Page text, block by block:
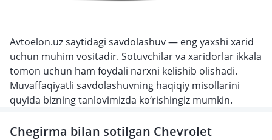
Avtoelon.uz saytidagi savdolashuv — eng yaxshi xarid
uchun muhim vositadir. Sotuvchilar va xaridorlar ikkala
tomon uchun ham foydali narxni kelishib olishadi.
Muvaffaqiyatli savdolashuvning haqiqiy misollarini
quyida bizning tanlovimizda ko‘rishingiz mumkin.
Chegirma bilan sotilgan Chevrolet